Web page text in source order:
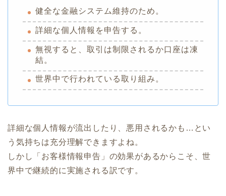
健全な金融システム維持のため。
詳細な個人情報を申告する。
無視すると、取引は制限されるか口座は凍
結。
世界中で行われている取り組み。
詳細な個人情報が流出したり、悪用されるかも…とい
う気持ちは充分理解できますよね。
しかし「お客様情報申告」の効果があるからこそ、世
界中で継続的に実施される訳です。